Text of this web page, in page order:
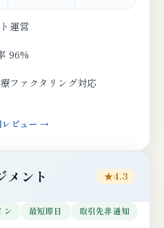
運営
96%
ファクタリング対応
レビュー →
メント ★4.3
ン 最短即日 取引先非通知